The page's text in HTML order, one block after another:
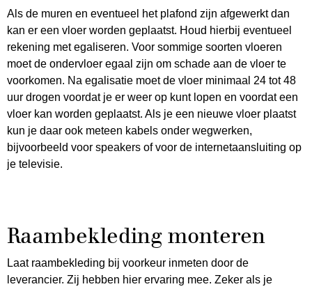
Als de muren en eventueel het plafond zijn afgewerkt dan
kan er een vloer worden geplaatst. Houd hierbij eventueel
rekening met egaliseren. Voor sommige soorten vloeren
moet de ondervloer egaal zijn om schade aan de vloer te
voorkomen. Na egalisatie moet de vloer minimaal 24 tot 48
uur drogen voordat je er weer op kunt lopen en voordat een
vloer kan worden geplaatst. Als je een nieuwe vloer plaatst
kun je daar ook meteen kabels onder wegwerken,
bijvoorbeeld voor speakers of voor de internetaansluiting op
je televisie.
Raambekleding monteren
Laat raambekleding bij voorkeur inmeten door de
leverancier. Zij hebben hier ervaring mee. Zeker als je